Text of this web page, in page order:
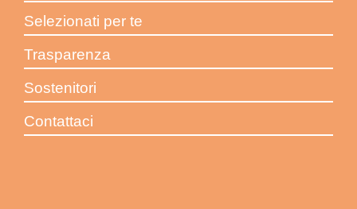
Selezionati per te
Trasparenza
Sostenitori
Contattaci